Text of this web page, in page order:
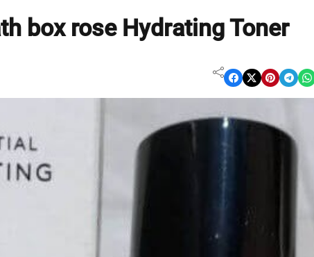
box rose Hydrating Toner
Share on Facebook Share on X Share on Pinterest Share on Telegram Share on WhatsApp